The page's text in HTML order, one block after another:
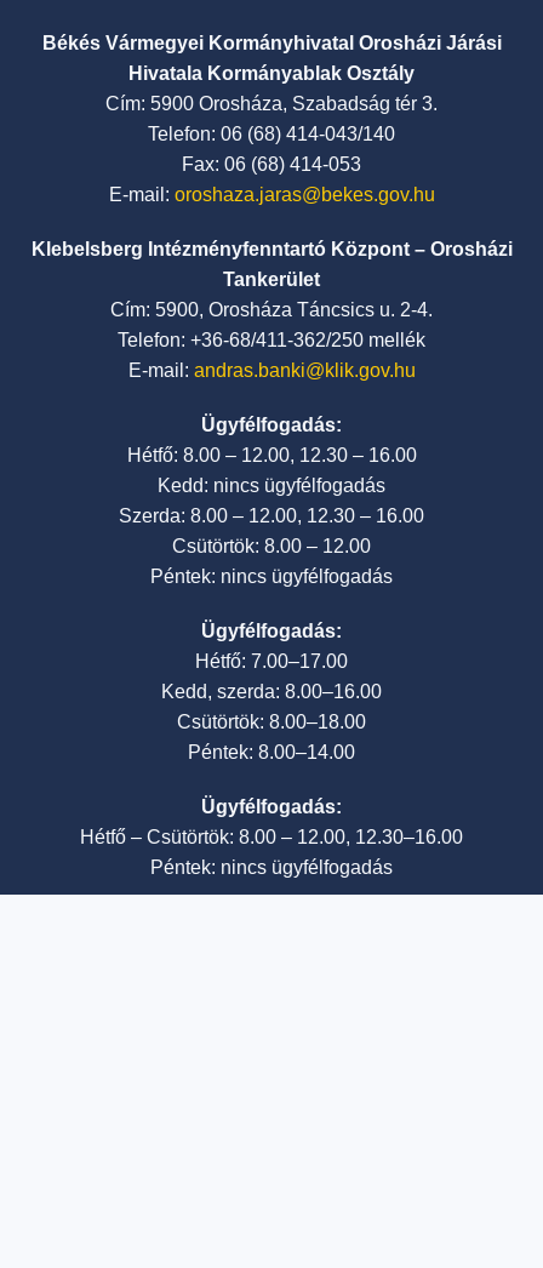
Békés Vármegyei Kormányhivatal Orosházi Járási
Hivatala Kormányablak Osztály
Cím: 5900 Orosháza, Szabadság tér 3.
Telefon: 06 (68) 414-043/140
Fax: 06 (68) 414-053
E-mail: oroshaza.jaras@bekes.gov.hu
Klebelsberg Intézményfenntartó Központ – Orosházi
Tankerület
Cím: 5900, Orosháza Táncsics u. 2-4.
Telefon: +36-68/411-362/250 mellék
E-mail: andras.banki@klik.gov.hu
Ügyfélfogadás:
Hétfő: 8.00 – 12.00, 12.30 – 16.00
Kedd: nincs ügyfélfogadás
Szerda: 8.00 – 12.00, 12.30 – 16.00
Csütörtök: 8.00 – 12.00
Péntek: nincs ügyfélfogadás
Ügyfélfogadás:
Hétfő: 7.00–17.00
Kedd, szerda: 8.00–16.00
Csütörtök: 8.00–18.00
Péntek: 8.00–14.00
Ügyfélfogadás:
Hétfő – Csütörtök: 8.00 – 12.00, 12.30–16.00
Péntek: nincs ügyfélfogadás